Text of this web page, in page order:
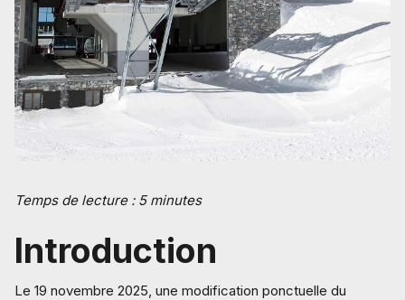
Temps de lecture : 5 minutes
Introduction
Le 19 novembre 2025, une modification ponctuelle du